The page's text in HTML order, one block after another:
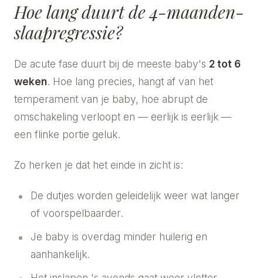
Hoe lang duurt de 4-maanden-
slaapregressie?
De acute fase duurt bij de meeste baby's 2 tot 6
weken. Hoe lang precies, hangt af van het
temperament van je baby, hoe abrupt de
omschakeling verloopt en — eerlijk is eerlijk —
een flinke portie geluk.
Zo herken je dat het einde in zicht is:
De dutjes worden geleidelijk weer wat langer
of voorspelbaarder.
Je baby is overdag minder huilerig en
aanhankelijk.